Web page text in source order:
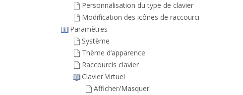
Personnalisation du type de clavier
Modification des icônes de raccourci
Paramètres
Système
Thème d’apparence
Raccourcis clavier
Clavier Virtuel
Afficher/Masquer